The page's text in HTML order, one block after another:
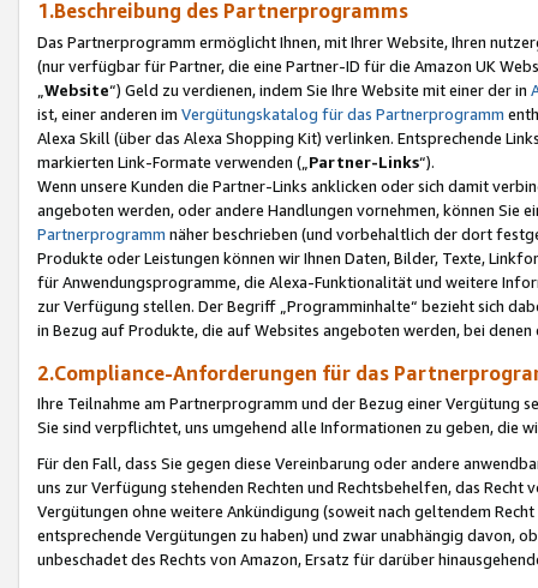
1.Beschreibung des Partnerprogramms
Das Partnerprogramm ermöglicht Ihnen, mit Ihrer Website, Ihren
(nur verfügbar für Partner, die eine Partner-ID für die Amazon UK
Website“) Geld zu verdienen, indem Sie Ihre Website mit einer der in
ist, einer anderen im Vergütungskatalog für das Partnerprogramm
Alexa Skill (über das Alexa Shopping Kit) verlinken. Entsprechende
markierten Link-Formate verwenden („ Partner-Links“).
Wenn unsere Kunden die Partner-Links anklicken oder sich damit
angeboten werden, oder andere Handlungen vornehmen, können Sie
Partnerprogramm näher beschrieben (und vorbehaltlich der dort
Produkte oder Leistungen können wir Ihnen Daten, Bilder, Texte,
für Anwendungsprogramme, die Alexa-Funktionalität und weitere
zur Verfügung stellen. Der Begriff „Programminhalte“ bezieht sich
in Bezug auf Produkte, die auf Websites angeboten werden, bei
2.Compliance-Anforderungen für das
Ihre Teilnahme am Partnerprogramm und der Bezug einer Vergütung
Sie sind verpflichtet, uns umgehend alle Informationen zu geben, die
Für den Fall, dass Sie gegen diese Vereinbarung oder andere
uns zur Verfügung stehenden Rechten und Rechtsbehelfen, das
Vergütungen ohne weitere Ankündigung (soweit nach geltendem
entsprechende Vergütungen zu haben) und zwar unabhängig davon,
unbeschadet des Rechts von Amazon, Ersatz für darüber